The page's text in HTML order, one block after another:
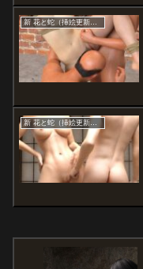
新 花と蛇（挿絵更新分）
新 花と蛇（挿絵更新分）